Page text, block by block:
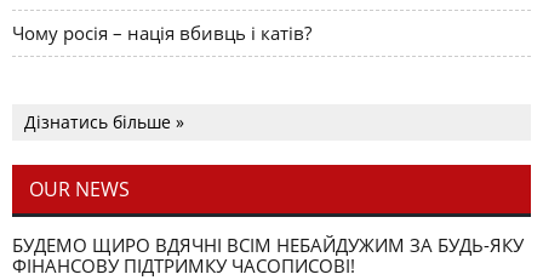
Чому росія – нація вбивць і катів?
Дізнатись більше »
OUR NEWS
БУДЕМО ЩИРО ВДЯЧНІ ВСІМ НЕБАЙДУЖИМ ЗА БУДЬ-ЯКУ
ФІНАНСОВУ ПІДТРИМКУ ЧАСОПИСОВІ!